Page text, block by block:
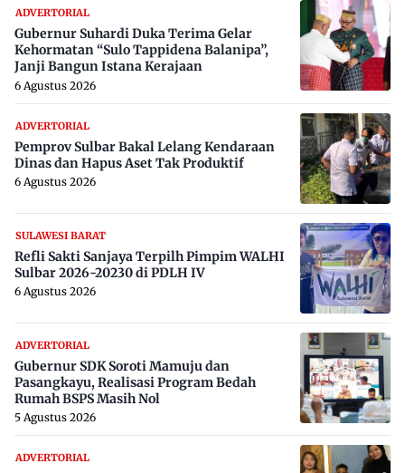
ADVERTORIAL
Gubernur Suhardi Duka Terima Gelar
Kehormatan “Sulo Tappidena Balanipa”,
Janji Bangun Istana Kerajaan
6 Agustus 2026
ADVERTORIAL
Pemprov Sulbar Bakal Lelang Kendaraan
Dinas dan Hapus Aset Tak Produktif
6 Agustus 2026
SULAWESI BARAT
Refli Sakti Sanjaya Terpilh Pimpim WALHI
Sulbar 2026-20230 di PDLH IV
6 Agustus 2026
ADVERTORIAL
Gubernur SDK Soroti Mamuju dan
Pasangkayu, Realisasi Program Bedah
Rumah BSPS Masih Nol
5 Agustus 2026
ADVERTORIAL